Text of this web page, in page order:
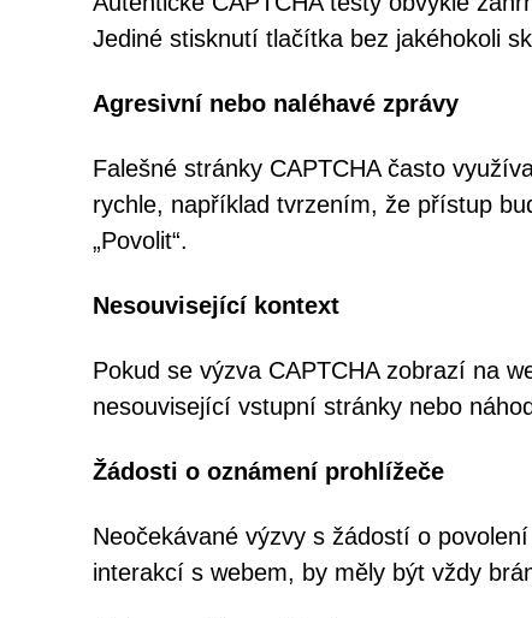
Jediné stisknutí tlačítka bez jakéhokoli
Agresivní nebo naléhavé zprávy
Falešné stránky CAPTCHA často
rychle, například tvrzením, že přístup
„Povolit“.
Nesouvisející kontext
Pokud se výzva CAPTCHA zobrazí na
nesouvisející vstupní stránky nebo
Žádosti o oznámení prohlížeče
Neočekávané výzvy s žádostí o
interakcí s webem, by měly být vždy